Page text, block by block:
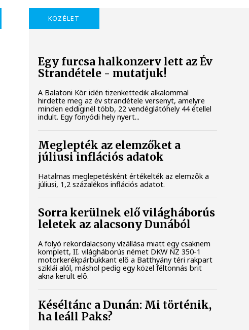
KÖZÉLET
Egy furcsa halkonzerv lett az Év
Strandétele - mutatjuk!
A Balatoni Kör idén tizenkettedik alkalommal
hirdette meg az év strandétele versenyt, amelyre
minden eddiginél több, 22 vendéglátóhely 44 étellel
indult. Egy fonyódi hely nyert...
Meglepték az elemzőket a
júliusi inflációs adatok
Hatalmas meglepetésként értékelték az elemzők a
júliusi, 1,2 százalékos inflációs adatot.
Sorra kerülnek elő világháborús
leletek az alacsony Dunából
A folyó rekordalacsony vízállása miatt egy csaknem
komplett, II. világháborús német DKW NZ 350-1
motorkerékpárbukkant elő a Batthyány téri rakpart
sziklái alól, máshol pedig egy közel féltonnás brit
akna került elő.
Késéltánc a Dunán: Mi történik,
ha leáll Paks?